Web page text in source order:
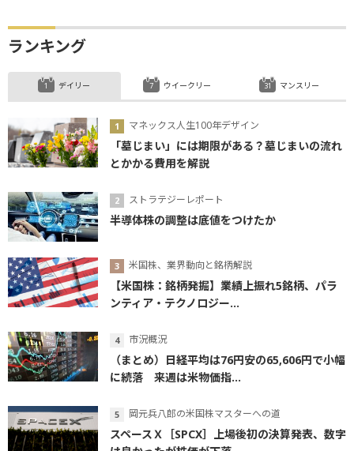
ランキング
デイリー
マネックス人生100年デザイン
「墓じまい」には期限がある？墓じまいの流れ
とかかる費用を解説
ストラテジーレポート
半導体株の調整は底値をつけたか
米国株、業界動向と銘柄解説
【米国株：銘柄発掘】業績上振れ5銘柄、パラ
ンティア・テクノロジー...
市況概況
（まとめ）日経平均は76円安の65,606円で小幅
に続落 来週は米物価指...
岡元兵八郎の米国株マスターへの道
スペースＸ［SPCX］上場後初の決算発表、数字
ウイークリー マンスリー